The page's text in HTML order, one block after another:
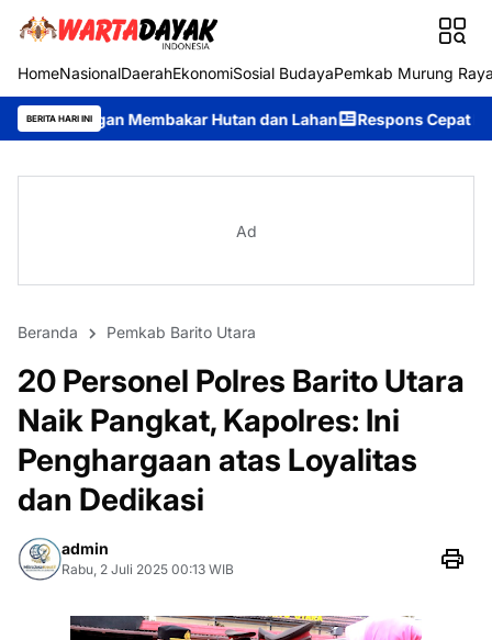
HomeNasionalDaerahEkonomiSosial BudayaPemkab Murung
BERITA HARI INI
Membakar Hutan dan Lahan Respons Cepat Ditsamapta
Ad
Beranda Pemkab Barito Utara
20 Personel Polres Barito Utara
Naik Pangkat, Kapolres: Ini
Penghargaan atas Loyalitas
dan Dedikasi
admin
Rabu, 2 Juli 2025 00:13 WIB